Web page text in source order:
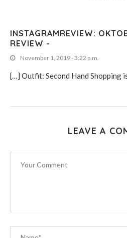
INSTAGRAMREVIEW:
REVIEW -
November 1, 2019 - 3:22 p.m.
[…] Outfit: Second Hand Shopping
LEAVE A